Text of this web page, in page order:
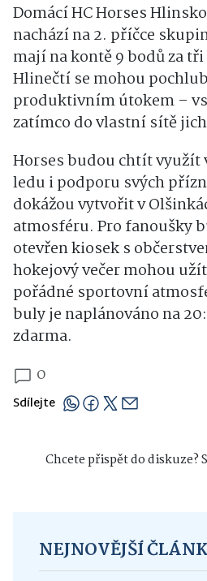
Domácí HC Horses
nachází na 2. příčce
mají na kontě 9 bodů za
Hlinečtí se mohou
produktivním útokem –
zatímco do vlastní sítě
Horses budou chtít využít
ledu i podporu svých
dokážou vytvořit v
atmosféru. Pro fanoušky
otevřen kiosek s
hokejový večer mohou
pořádné sportovní
buly je naplánováno na
zdarma.
0
Sdílejte
Chcete přispět do diskuze?
NEJNOVĚJŠÍ